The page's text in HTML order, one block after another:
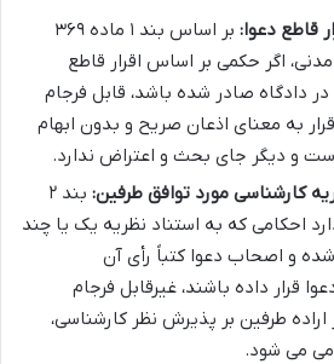
قاطع دعوا:
بر اساس بند ۱ ماده ۳۶۹
اگر حکمی بر اساس اقرار قاطع
دادگاه صادر شده باشد، قابل فرجام
به معنای اذعان صریح و بدون ابهام
و دیگر جای بحث و اعتراض ندارد.
کارشناسی مورد توافق طرفین:
بند ۲
می دارد احکامی که به استناد نظریه یک یا چند
و اصحاب دعوا کتباً رأی آن
قرار داده باشند، غیرقابل فرجام
طرفین بر پذیرش نظر کارشناسی،
می شود.